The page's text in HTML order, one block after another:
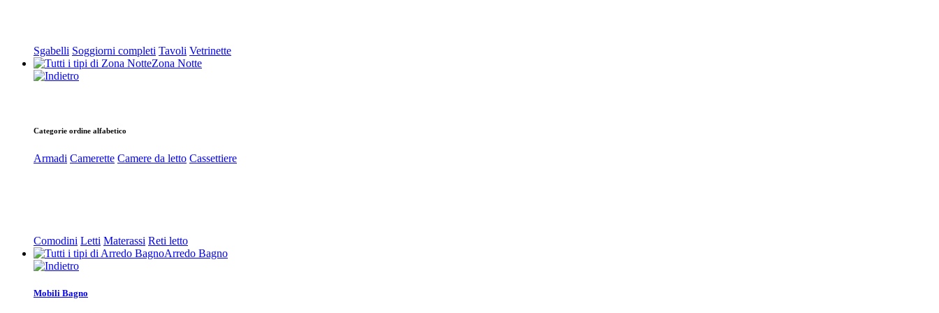
Sgabelli Soggiorni completi Tavoli Vetrinette
Zona Notte
Categorie ordine alfabetico
Armadi Camerette Camere da letto Cassettiere
Comodini Letti Materassi Reti letto
Arredo Bagno
Mobili Bagno